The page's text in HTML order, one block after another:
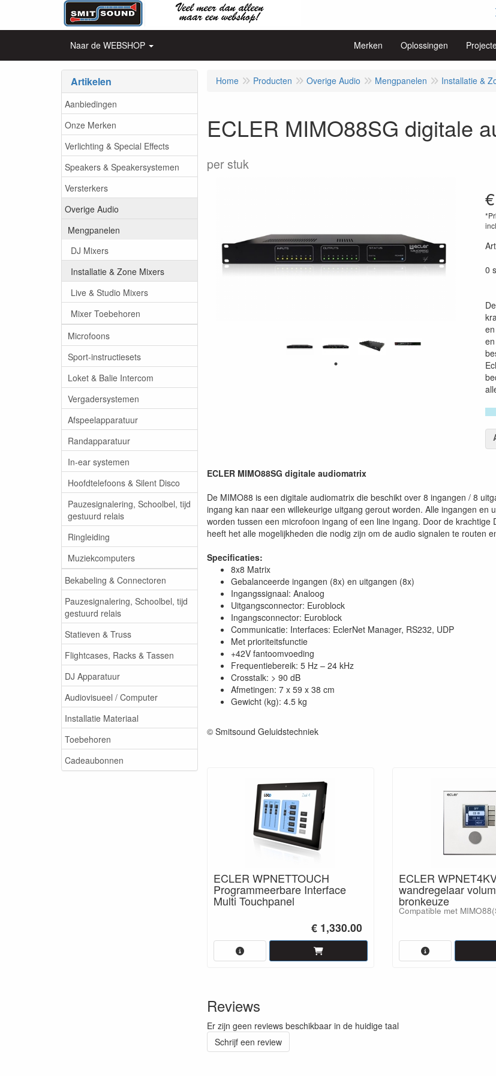
Naar de WEBSHOP Merken Oplossingen
Artikelen
Aanbiedingen
Onze Merken
Verlichting & Special Effects
Speakers & Speakersystemen
Versterkers
Overige Audio
Mengpanelen
DJ Mixers
Installatie & Zone Mixers
Live & Studio Mixers
Mixer Toebehoren
Microfoons
Sport-instructiesets
Loket & Balie Intercom
Vergadersystemen
Afspeelapparatuur
Randapparatuur
In-ear systemen
Hoofdtelefoons & Silent Disco
Pauzesignalering, Schoolbel, tijd
gestuurd relais
Ringleiding
Muziekcomputers
Bekabeling & Connectoren
Pauzesignalering, Schoolbel, tijd
gestuurd relais
Statieven & Truss
Flightcases, Racks & Tassen
DJ Apparatuur
Audiovisueel / Computer
Installatie Materiaal
Toebehoren
Cadeaubonnen
Home Producten Overige Audio Mengpanelen Installatie &
ECLER MIMO88SG digitale
per stuk
€
0
ECLER MIMO88SG digitale audiomatrix
De MIMO88 is een digitale audiomatrix die beschikt over 8 ingangen / 8
ingang kan naar een willekeurige uitgang gerout worden. Alle ingangen
worden tussen een microfoon ingang of een line ingang. Door de
heeft het alle mogelijkheden die nodig zijn om de audio signalen te routen
Specificaties:
8x8 Matrix
Gebalanceerde ingangen (8x) en uitgangen (8x)
Ingangssignaal: Analoog
Uitgangsconnector: Euroblock
Ingangsconnector: Euroblock
Communicatie: Interfaces: EclerNet Manager, RS232, UDP
Met prioriteitsfunctie
+42V fantoomvoeding
Frequentiebereik: 5 Hz – 24 kHz
Crosstalk: > 90 dB
Afmetingen: 7 x 59 x 38 cm
Gewicht (kg): 4.5 kg
© Smitsound Geluidstechniek
ECLER WPNETTOUCH
Programmeerbare Interface
Multi Touchpanel
€ 1,330.00
ECLER
wandregelaar
bronkeuze
Compatible met
Reviews
Er zijn geen reviews beschikbaar in de huidige taal
Schrijf een review